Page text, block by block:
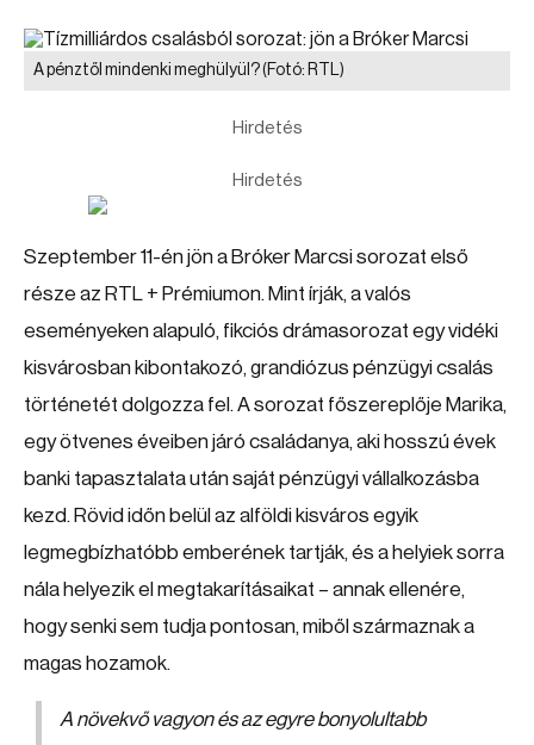
A pénztől mindenki meghülyül?(Fotó: RTL)
Hirdetés
Hirdetés
Szeptember 11-én jön a Bróker Marcsi sorozat első
része az RTL + Prémiumon. Mint írják, a valós
eseményeken alapuló, fikciós drámasorozat egy vidéki
kisvárosban kibontakozó, grandiózus pénzügyi csalás
történetét dolgozza fel. A sorozat főszereplője Marika,
egy ötvenes éveiben járó családanya, aki hosszú évek
banki tapasztalata után saját pénzügyi vállalkozásba
kezd. Rövid időn belül az alföldi kisváros egyik
legmegbízhatóbb emberének tartják, és a helyiek sorra
nála helyezik el megtakarításaikat – annak ellenére,
hogy senki sem tudja pontosan, miből származnak a
magas hozamok.
A növekvő vagyon és az egyre bonyolultabb